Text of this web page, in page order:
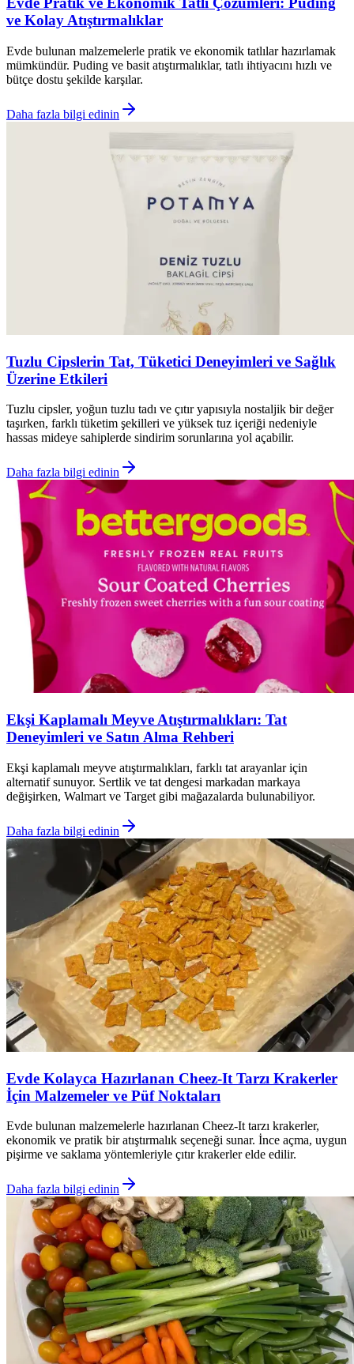
ve Kolay Atıştırmalıklar
Evde bulunan malzemelerle pratik ve ekonomik tatlılar hazırlamak
mümkündür. Puding ve basit atıştırmalıklar, tatlı ihtiyacını hızlı ve
bütçe dostu şekilde karşılar.
Daha fazla bilgi edinin
Tuzlu Cipslerin Tat, Tüketici Deneyimleri ve Sağlık
Üzerine Etkileri
Tuzlu cipsler, yoğun tuzlu tadı ve çıtır yapısıyla nostaljik bir değer
taşırken, farklı tüketim şekilleri ve yüksek tuz içeriği nedeniyle
hassas mideye sahiplerde sindirim sorunlarına yol açabilir.
Daha fazla bilgi edinin
Ekşi Kaplamalı Meyve Atıştırmalıkları: Tat
Deneyimleri ve Satın Alma Rehberi
Ekşi kaplamalı meyve atıştırmalıkları, farklı tat arayanlar için
alternatif sunuyor. Sertlik ve tat dengesi markadan markaya
değişirken, Walmart ve Target gibi mağazalarda bulunabiliyor.
Daha fazla bilgi edinin
Evde Kolayca Hazırlanan Cheez-It Tarzı Krakerler
İçin Malzemeler ve Püf Noktaları
Evde bulunan malzemelerle hazırlanan Cheez-It tarzı krakerler,
ekonomik ve pratik bir atıştırmalık seçeneği sunar. İnce açma, uygun
pişirme ve saklama yöntemleriyle çıtır krakerler elde edilir.
Daha fazla bilgi edinin